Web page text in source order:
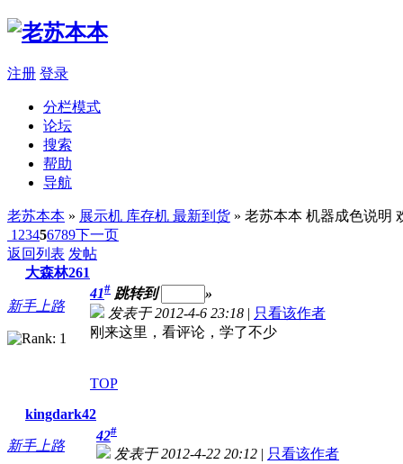
注册 登录
分栏模式
论坛
搜索
帮助
导航
老苏本本 » 展示机 库存机 最新到货 » 老苏本本 机器成色说明
1 23456789下一页
返回列表 发帖
大森林261
新手上路
41# 跳转到
»
发表于 2012-4-6 23:18 | 只看该作者
刚来这里，看评论，学了不少
TOP
kingdark42
新手上路
42#
发表于 2012-4-22 20:12 | 只看该作者